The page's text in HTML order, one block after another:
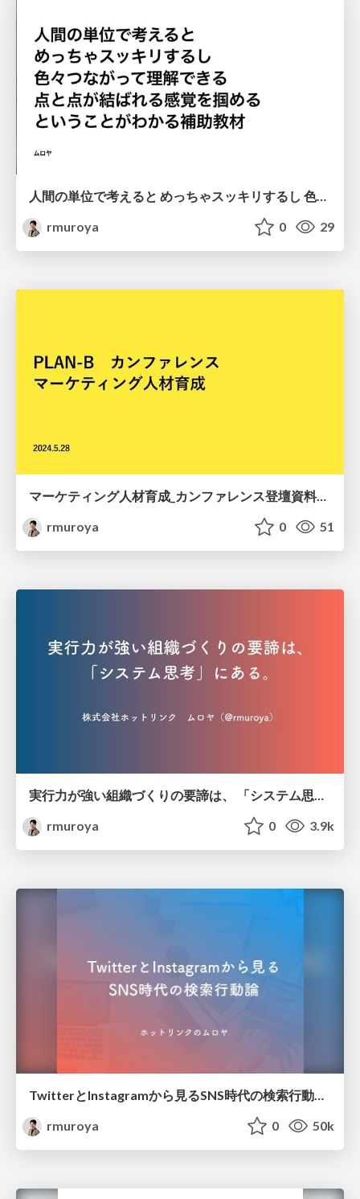
人間の単位で考えると めっちゃスッキリするし 色々つながって理解できる 点と点が結ばれる感覚を掴める ということがわかる補助教材
rmuroya
0 29
マーケティング人材育成_カンファレンス登壇資料20240612
rmuroya
0 51
実行力が強い組織づくりの要諦は、 「システム思考」にある。-systems-thinking
rmuroya
0 3.9k
rmuroya
0 50k